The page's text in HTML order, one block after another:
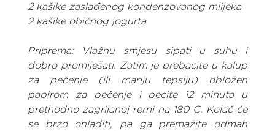
2 kašike zaslađenog kondenzovanog mlijeka
2 kašike običnog jogurta
Priprema: Vlažnu smjesu sipati u suhu i
dobro promiješati. Zatim je prebacite u kalup
za pečenje (ili manju tepsiju) obložen
papirom za pečenje i pecite 12 minuta u
prethodno zagrijanoj rerni na 180 C. Kolač će
se brzo ohladiti, pa ga premažite odmah